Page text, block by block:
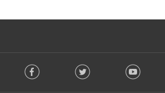
o Facebook Twitter Youtube